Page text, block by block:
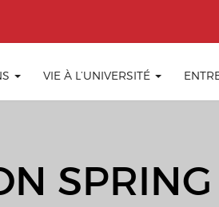
VIE À L’UNIVERSITÉ